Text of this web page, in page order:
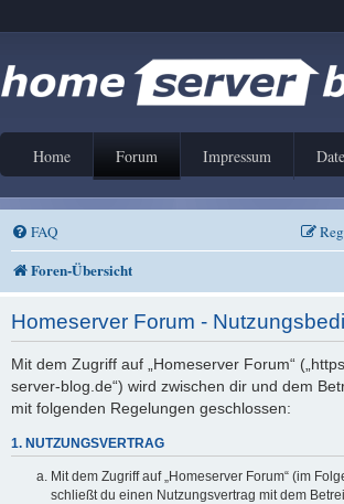
Home Forum Impressum
FAQ
Foren-Übersicht
Homeserver Forum -
Mit dem Zugriff auf „Homeserver Forum“
server-blog.de“) wird zwischen dir und dem
mit folgenden Regelungen geschlossen:
1. NUTZUNGSVERTRAG
Mit dem Zugriff auf „Homeserver Forum“ (im
schließt du einen Nutzungsvertrag mit dem